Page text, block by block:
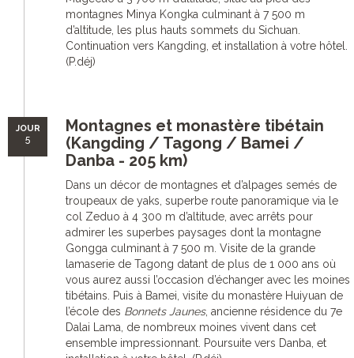
montagnes Minya Kongka culminant à 7 500 m
d’altitude, les plus hauts sommets du Sichuan.
Continuation vers Kangding, et installation à votre hôtel.
(P.déj)
JOUR
5
Montagnes et monastère tibétain
(Kangding / Tagong / Bamei /
Danba - 205 km)
Dans un décor de montagnes et d’alpages semés de
troupeaux de yaks, superbe route panoramique via le
col Zeduo à 4 300 m d’altitude, avec arrêts pour
admirer les superbes paysages dont la montagne
Gongga culminant à 7 500 m. Visite de la grande
lamaserie de Tagong datant de plus de 1 000 ans où
vous aurez aussi l’occasion d’échanger avec les moines
tibétains. Puis à Bamei, visite du monastère Huiyuan de
l’école des Bonnets Jaunes, ancienne résidence du 7e
Dalai Lama, de nombreux moines vivent dans cet
ensemble impressionnant. Poursuite vers Danba, et